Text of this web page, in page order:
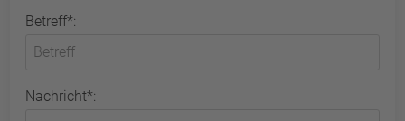
Betreff*:
Nachricht*: